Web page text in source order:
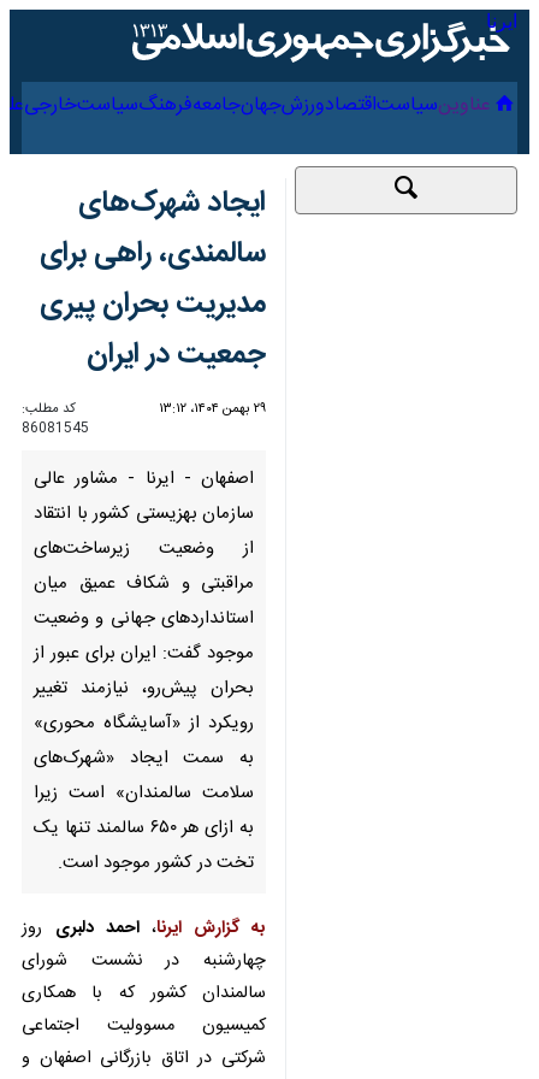
عناوین‌ سیاست اقتصاد ورزش جهان جامعه فرهنگ
ایجاد شهرک‌های
سالمندی، راهی برای
مدیریت بحران پیری
جمعیت در ایران
۲۹ بهمن ۱۴۰۴، ۱۳:۱۲
کد مطلب:
86081545
اصفهان - ایرنا - مشاور عالی
سازمان بهزیستی کشور با انتقاد از
وضعیت زیرساخت‌های مراقبتی و
شکاف عمیق میان استانداردهای
جهانی و وضعیت موجود گفت:
ایران برای عبور از بحران پیش‌رو،
نیازمند تغییر رویکرد از «آسایشگاه
محوری» به سمت ایجاد
«شهرک‌های سلامت سالمندان»
است زیرا به ازای هر ۶۵۰ سالمند
تنها یک تخت در کشور موجود
است.
به گزارش ایرنا،احمد دلبری
روز
چهارشنبه در نشست شورای سالمندان
کشور که با همکاری کمیسیون
مسوولیت اجتماعی شرکتی در اتاق
بازرگانی اصفهان و با حضور مسوولان